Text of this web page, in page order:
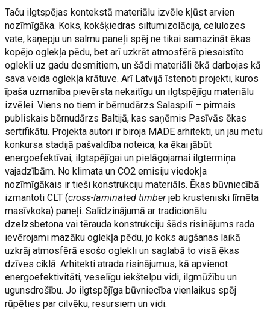
Taču ilgtspējas kontekstā materiālu izvēle kļūst arvien
nozīmīgāka. Koks, kokšķiedras siltumizolācija, celulozes
vate, kaņepju un salmu paneļi spēj ne tikai samazināt ēkas
kopējo oglekļa pēdu, bet arī uzkrāt atmosfērā piesaistīto
oglekli uz gadu desmitiem, un šādi materiāli ēkā darbojas kā
sava veida oglekļa krātuve. Arī Latvijā īstenoti projekti, kuros
īpaša uzmanība pievērsta nekaitīgu un ilgtspējīgu materiālu
izvēlei. Viens no tiem ir bērnudārzs Salaspilī – pirmais
publiskais bērnudārzs Baltijā, kas saņēmis Pasīvās ēkas
sertifikātu. Projekta autori ir biroja MADE arhitekti, un jau metu
konkursa stadijā pašvaldība noteica, ka ēkai jābūt
energoefektīvai, ilgtspējīgai un pielāgojamai ilgtermiņa
vajadzībām. No klimata un CO2 emisiju viedokļa
nozīmīgākais ir tieši konstrukciju materiāls. Ēkas būvniecībā
izmantoti CLT (cross-laminated timberjeb krusteniski līmēta
masīvkoka) paneļi. Salīdzinājumā ar tradicionālu
dzelzsbetona vai tērauda konstrukciju šāds risinājums rada
ievērojami mazāku oglekļa pēdu, jo koks augšanas laikā
uzkrāj atmosfērā esošo oglekli un saglabā to visā ēkas
dzīves ciklā. Arhitekti atrada risinājumus, kā apvienot
energoefektivitāti, veselīgu iekštelpu vidi, ilgmūžību un
ugunsdrošību. Jo ilgtspējīga būvniecība vienlaikus spēj
rūpēties par cilvēku, resursiem un vidi.